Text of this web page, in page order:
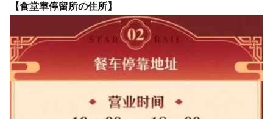
【食堂車停留所の住所】